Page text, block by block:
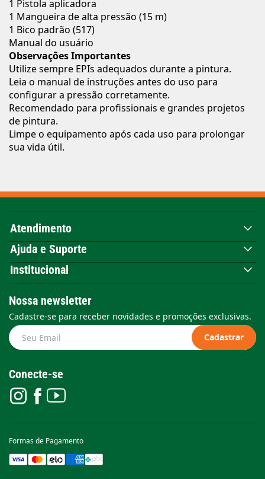
1 Pistola aplicadora
1 Mangueira de alta pressão (15 m)
1 Bico padrão (517)
Manual do usuário
Observações Importantes
Utilize sempre EPIs adequados durante a pintura.
Leia o manual de instruções antes do uso para
configurar a pressão corretamente.
Recomendado para profissionais e grandes projetos
de pintura.
Limpe o equipamento após cada uso para prolongar
sua vida útil.
Atendimento
Ajuda e Suporte
Institucional
Nossa newsletter
Cadastre-se para receber novidades e promoções exclusivas.
Cadastrar
Conecte-se
Formas de Pagamento